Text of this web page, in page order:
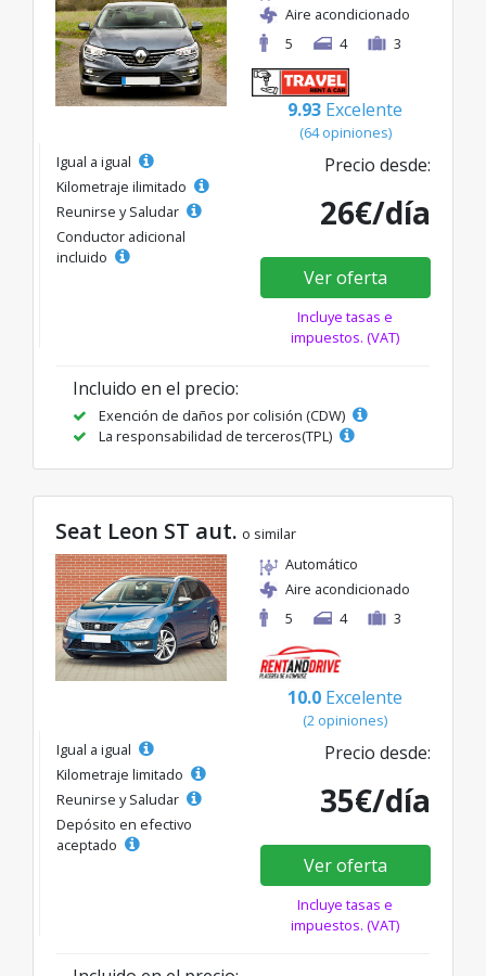
Aire acondicionado
5
4 3
9.93 Excelente
(64 opiniones)
Igual a igual
Kilometraje ilimitado
Reunirse y Saludar
Conductor adicional
incluido
Precio desde:
26€/día
Ver oferta
Incluye tasas e
impuestos. (VAT)
Incluido en el precio:
Exención de daños por colisión (CDW)
La responsabilidad de terceros(TPL)
Seat Leon ST aut. o similar
Automático
Aire acondicionado
5
4 3
10.0 Excelente
(2 opiniones)
Igual a igual
Kilometraje limitado
Reunirse y Saludar
Depósito en efectivo
aceptado
Precio desde:
35€/día
Ver oferta
Incluye tasas e
impuestos. (VAT)